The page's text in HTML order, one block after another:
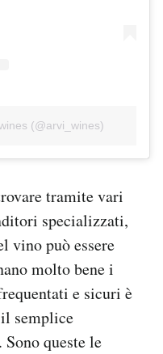
(@arvi_wines)
tramite vari
specializzati,
vino può essere
molto bene i
e sicuri è
semplice
queste le